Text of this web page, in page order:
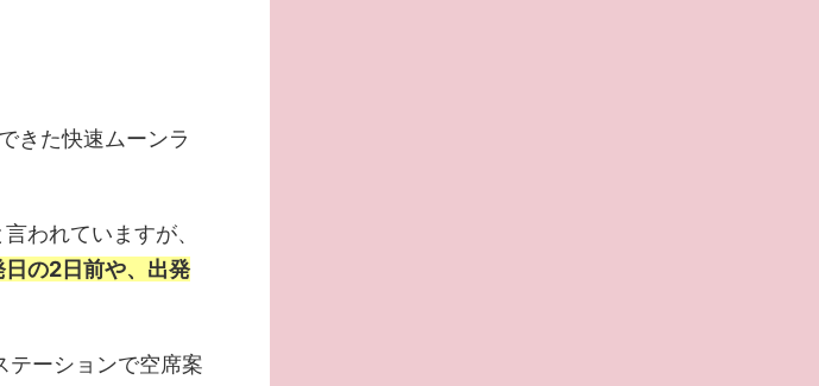
きた快速ムーンラ
われていますが、
の2日前や、出発
テーションで空席案